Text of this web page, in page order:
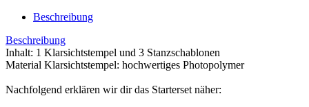
Beschreibung
Beschreibung
Inhalt: 1 Klarsichtstempel und 3 Stanzschablonen
Material Klarsichtstempel: hochwertiges Photopolymer
Nachfolgend erklären wir dir das Starterset näher: